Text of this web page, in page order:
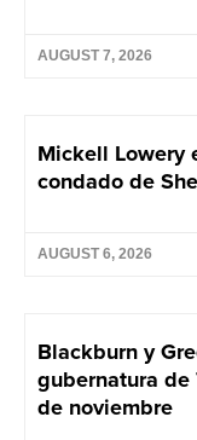
AUGUST 7, 2026
Mickell Lowery
condado de
AUGUST 6, 2026
Blackburn y
gubernatura de
de noviembre